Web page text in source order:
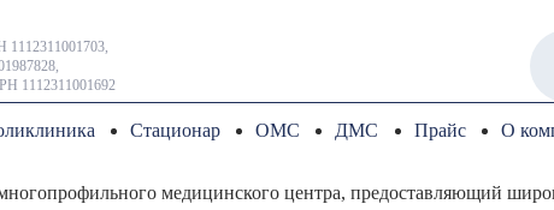
1112311001692
Стационар ОМС ДМС Прайс О
медицинского центра, предоставляющий